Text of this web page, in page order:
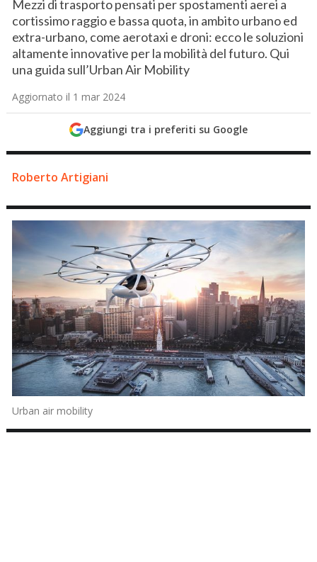
Mezzi di trasporto pensati per spostamenti aerei a
cortissimo raggio e bassa quota, in ambito urbano ed
extra-urbano, come aerotaxi e droni: ecco le soluzioni
altamente innovative per la mobilità del futuro. Qui
una guida sull’Urban Air Mobility
Aggiornato il 1 mar 2024
Aggiungi tra i preferiti su Google
Roberto Artigiani
Urban air mobility